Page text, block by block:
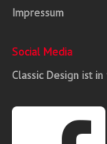
Impressum
Social Media
Classic Design ist